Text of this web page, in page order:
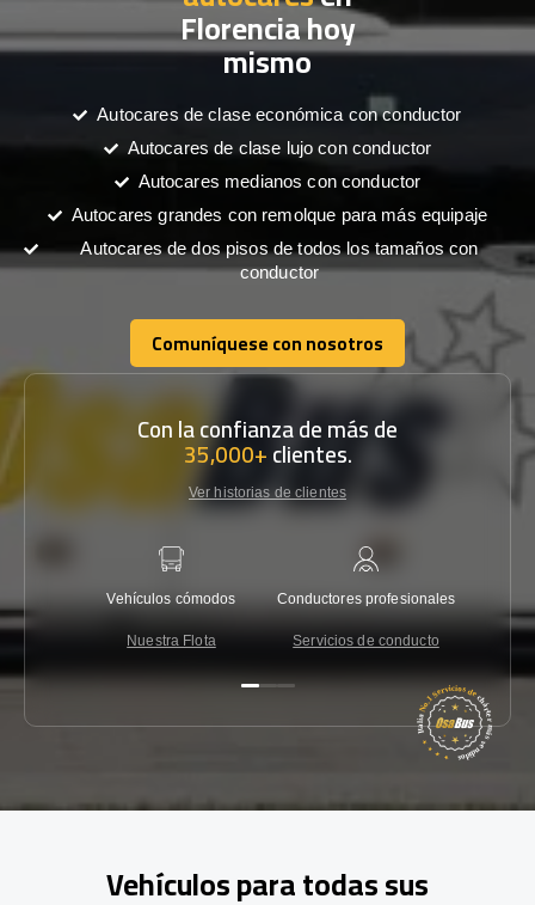
Florencia hoy
mismo
Autocares de clase económica con conductor
Autocares de clase lujo con conductor
Autocares medianos con conductor
Autocares grandes con remolque para más equipaje
Autocares de dos pisos de todos los tamaños con
conductor
Comuníquese con nosotros
Comuníquese con nosotros
Con la confianza de más de
35,000+clientes.
Ver historias de clientes
Vehículos cómodos
Nuestra Flota
Conductores profesionales
Servicios de conducto
Vehículos para todas sus